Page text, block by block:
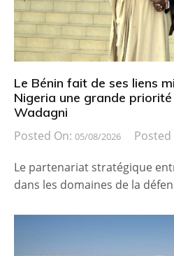
Le Bénin fait de ses liens
Nigeria une grande priorité
Wadagni
Posted On: 05/08/2026 Posted
Le partenariat stratégique
dans les domaines de la